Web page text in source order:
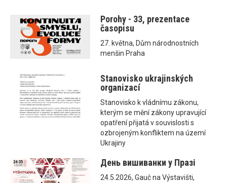
Porohy - 33, prezentace
časopisu
27. května, Dům národnostních
menšin Praha
Stanovisko ukrajinských
organizací
Stanovisko k vládnímu zákonu,
kterým se mění zákony upravující
opatření přijatá v souvislosti s
ozbrojeným konfliktem na území
Ukrajiny
День вишиванки у Празі
24.5.2026, Gauč na Výstavišti,